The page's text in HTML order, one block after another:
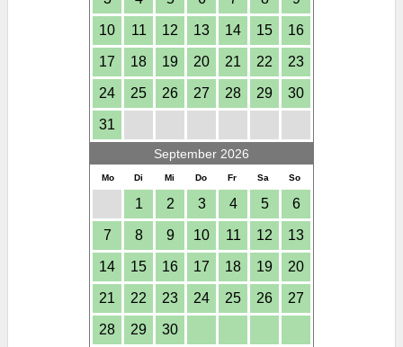
10 11 12 13 14 15 16
17 18 19 20 21 22 23
24 25 26 27 28 29 30
31
September 2026
Mo Di Mi Do Fr Sa So
1 2 3 4 5 6
7 8 9 10 11 12 13
14 15 16 17 18 19 20
21 22 23 24 25 26 27
28 29 30